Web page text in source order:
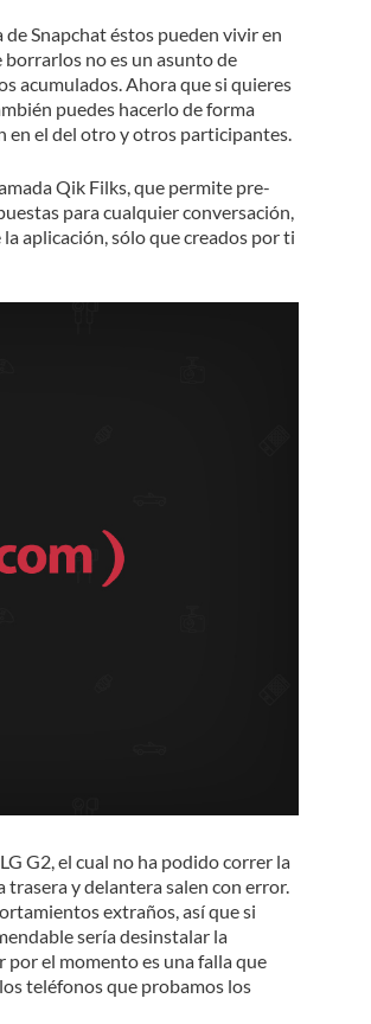
Snapchat éstos pueden vivir en
borrarlos no es un asunto de
acumulados. Ahora que si quieres
puedes hacerlo de forma
en el del otro y otros participantes.
Qik Filks, que permite pre-
para cualquier conversación,
aplicación, sólo que creados por ti
G2, el cual no ha podido correr la
trasera y delantera salen con error.
extraños, así que si
sería desinstalar la
por el momento es una falla que
teléfonos que probamos los